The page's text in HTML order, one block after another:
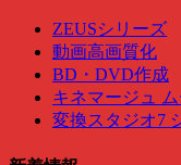
ZEUSシリーズ
動画高画質化
BD・DVD作成
キネマージュ
変換スタジオ7